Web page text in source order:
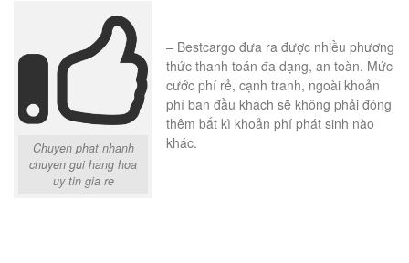
Chuyen phat nhanh
chuyen gui hang hoa
uy tin gia re
– Bestcargo đưa ra được nhiều phương
thức thanh toán đa dạng, an toàn. Mức
cước phí rẻ, cạnh tranh, ngoài khoản
phí ban đầu khách sẽ không phải đóng
thêm bất kì khoản phí phát sinh nào
khác.